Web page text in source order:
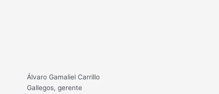
Álvaro Gamaliel Carrillo
Gallegos, gerente